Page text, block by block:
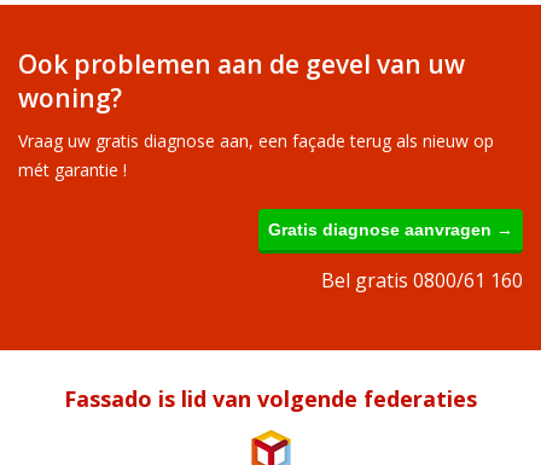
Ook problemen aan de gevel van uw
woning?
Vraag uw gratis diagnose aan, een façade terug als nieuw op
mét garantie !
Gratis diagnose aanvragen →
Bel gratis 0800/61 160
Fassado is lid van volgende federaties